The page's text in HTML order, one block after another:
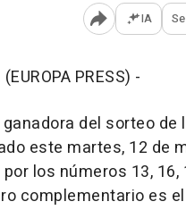
Abrir IA
PRESS) -
del sorteo de
este martes, 12 de
los números 13, 16,
complementario es